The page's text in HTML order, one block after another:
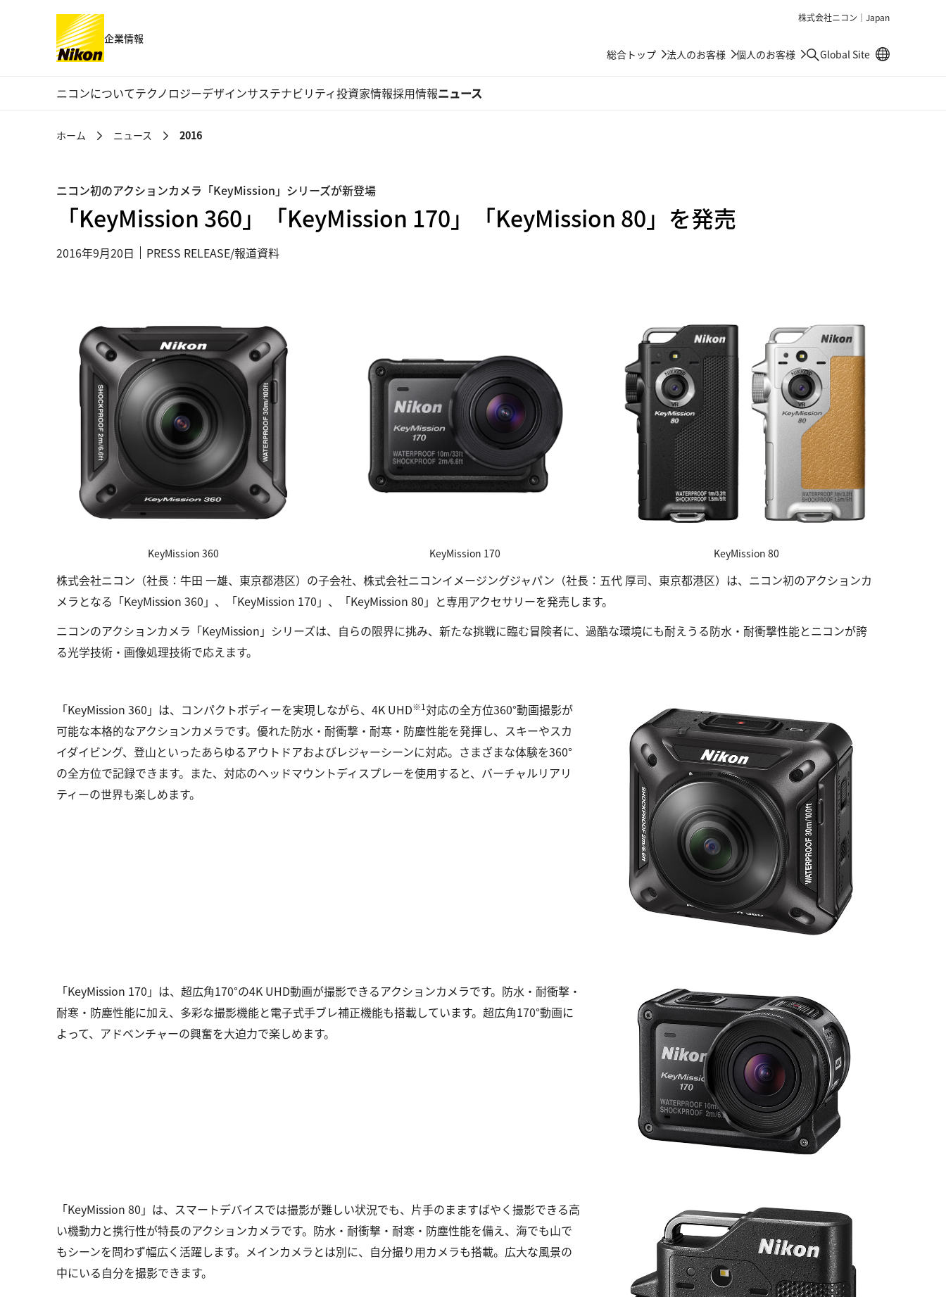
株式会社ニコン｜Japan
企業情報
総合トップ
法人のお客様 個人のお客様 検索Global Site別窓で遷移しま
グローバルナビゲーション
ニコンについてテクノロジーデザインサステナビリティ投資家情報採用情報ニュース
ホーム ニュース 2016
「KeyMission 360」「KeyMission 170」「KeyMission 80」を発売
ニコン初のアクションカメラ「KeyMission」シリーズが新登場
2016年9月20日 PRESS RELEASE/報道資料
KeyMission 360 KeyMission 170 KeyMission 80
株式会社ニコン（社長：牛田 一雄、東京都港区）の子会社、株式会社ニコンイメージングジャパン（社長：五代 厚司、東京都港区）は、ニコン初のアクションカ
メラとなる「KeyMission 360」、「KeyMission 170」、「KeyMission 80」と専用アクセサリーを発売します。
ニコンのアクションカメラ「KeyMission」シリーズは、自らの限界に挑み、新たな挑戦に臨む冒険者に、過酷な環境にも耐えうる防水・耐衝撃性能とニコンが誇
る光学技術・画像処理技術で応えます。
「KeyMission 360」は、コンパクトボディーを実現しながら、4K UHD※1対応の全方位360°動画撮影が
可能な本格的なアクションカメラです。優れた防水・耐衝撃・耐寒・防塵性能を発揮し、スキーやスカ
イダイビング、登山といったあらゆるアウトドアおよびレジャーシーンに対応。さまざまな体験を360°
の全方位で記録できます。また、対応のヘッドマウントディスプレーを使用すると、バーチャルリアリ
ティーの世界も楽しめます。
「KeyMission 170」は、超広角170°の4K UHD動画が撮影できるアクションカメラです。防水・耐衝撃・
耐寒・防塵性能に加え、多彩な撮影機能と電子式手ブレ補正機能も搭載しています。超広角170°動画に
よって、アドベンチャーの興奮を大迫力で楽しめます。
「KeyMission 80」は、スマートデバイスでは撮影が難しい状況でも、片手のまますばやく撮影できる高
い機動力と携行性が特長のアクションカメラです。防水・耐衝撃・耐寒・防塵性能を備え、海でも山で
もシーンを問わず幅広く活躍します。メインカメラとは別に、自分撮り用カメラも搭載。広大な風景の
中にいる自分を撮影できます。